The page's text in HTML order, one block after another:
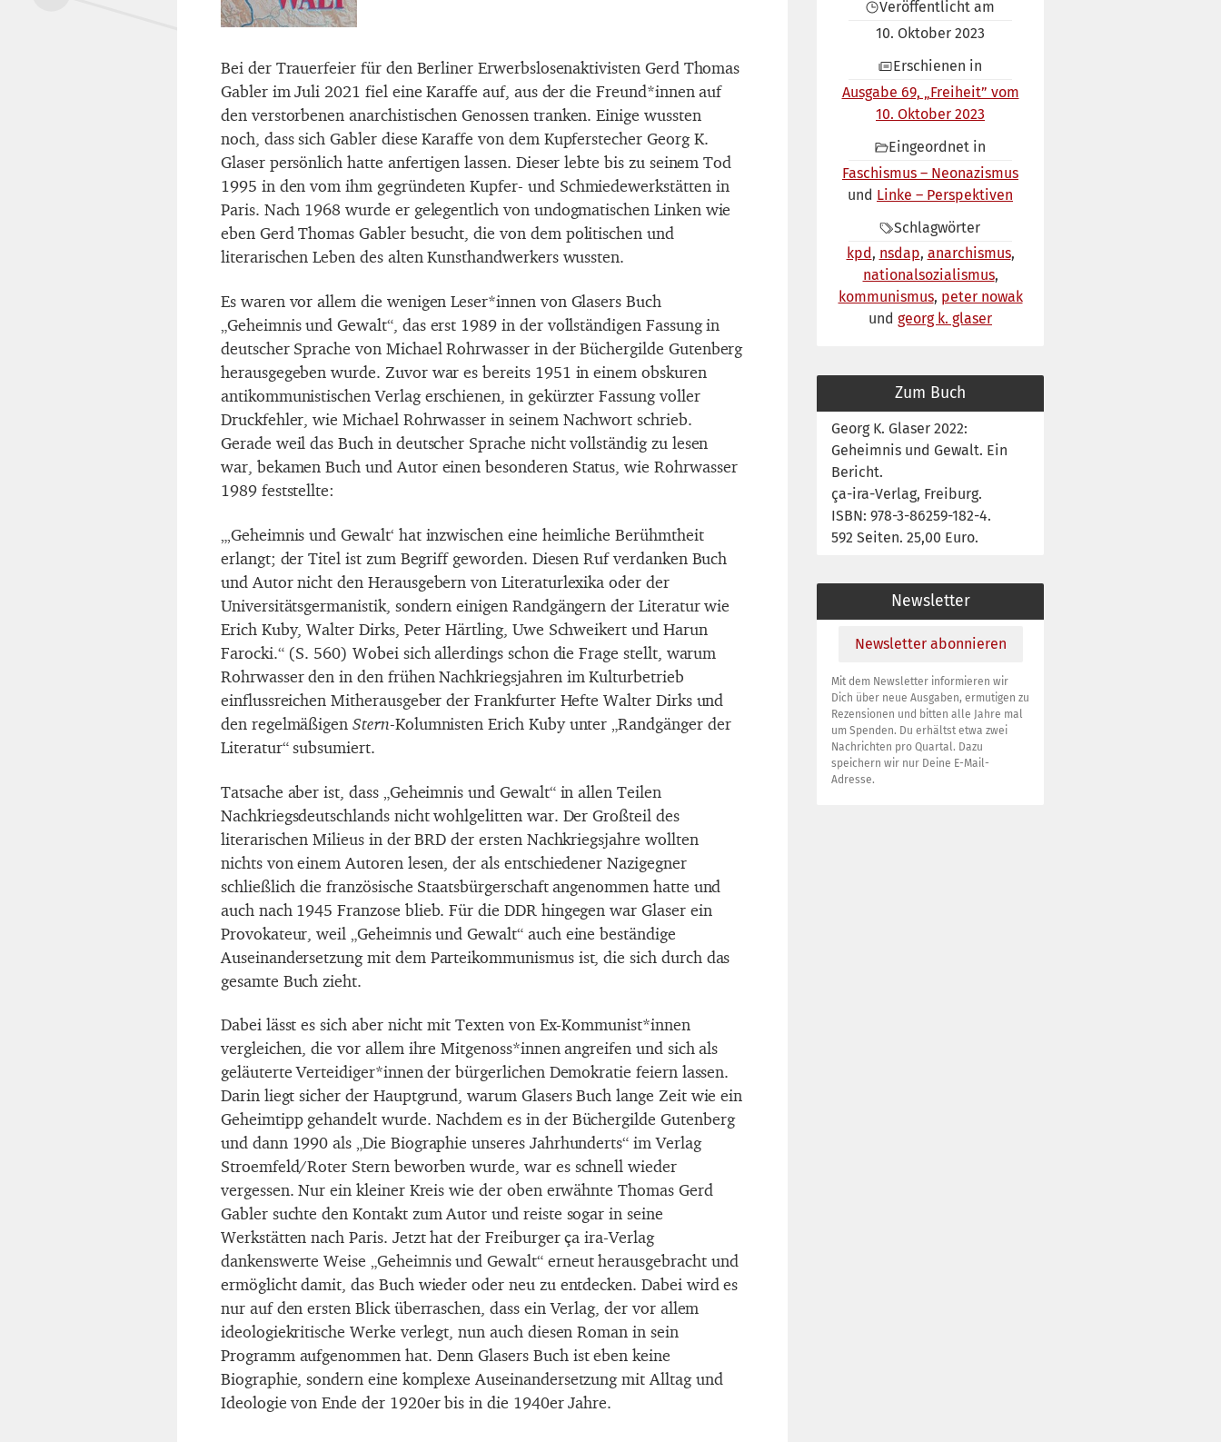
Bei der Trauerfeier für den Berliner Erwerbslosenaktivisten Gerd Thomas
Gabler im Juli 2021 fiel eine Karaffe auf, aus der die Freund*innen auf
den verstorbenen anarchistischen Genossen tranken. Einige wussten
noch, dass sich Gabler diese Karaffe von dem Kupferstecher Georg K.
Glaser persönlich hatte anfertigen lassen. Dieser lebte bis zu seinem Tod
1995 in den vom ihm gegründeten Kupfer- und Schmiedewerkstätten in
Paris. Nach 1968 wurde er gelegentlich von undogmatischen Linken wie
eben Gerd Thomas Gabler besucht, die von dem politischen und
literarischen Leben des alten Kunsthandwerkers wussten.
Es waren vor allem die wenigen Leser*innen von Glasers Buch
„Geheimnis und Gewalt“, das erst 1989 in der vollständigen Fassung in
deutscher Sprache von Michael Rohrwasser in der Büchergilde Gutenberg
herausgegeben wurde. Zuvor war es bereits 1951 in einem obskuren
antikommunistischen Verlag erschienen, in gekürzter Fassung voller
Druckfehler, wie Michael Rohrwasser in seinem Nachwort schrieb.
Gerade weil das Buch in deutscher Sprache nicht vollständig zu lesen
war, bekamen Buch und Autor einen besonderen Status, wie Rohrwasser
1989 feststellte:
„‚Geheimnis und Gewalt‘ hat inzwischen eine heimliche Berühmtheit
erlangt; der Titel ist zum Begriff geworden. Diesen Ruf verdanken Buch
und Autor nicht den Herausgebern von Literaturlexika oder der
Universitätsgermanistik, sondern einigen Randgängern der Literatur wie
Erich Kuby, Walter Dirks, Peter Härtling, Uwe Schweikert und Harun
Farocki.“ (S. 560) Wobei sich allerdings schon die Frage stellt, warum
Rohrwasser den in den frühen Nachkriegsjahren im Kulturbetrieb
einflussreichen Mitherausgeber der Frankfurter Hefte Walter Dirks und
den regelmäßigenStern-Kolumnisten Erich Kuby unter „Randgänger der
Literatur“ subsumiert.
Tatsache aber ist, dass „Geheimnis und Gewalt“ in allen Teilen
Nachkriegsdeutschlands nicht wohlgelitten war. Der Großteil des
literarischen Milieus in der BRD der ersten Nachkriegsjahre wollten
nichts von einem Autoren lesen, der als entschiedener Nazigegner
schließlich die französische Staatsbürgerschaft angenommen hatte und
auch nach 1945 Franzose blieb. Für die DDR hingegen war Glaser ein
Provokateur, weil „Geheimnis und Gewalt“ auch eine beständige
Auseinandersetzung mit dem Parteikommunismus ist, die sich durch das
gesamte Buch zieht.
Dabei lässt es sich aber nicht mit Texten von Ex-Kommunist*innen
vergleichen, die vor allem ihre Mitgenoss*innen angreifen und sich als
geläuterte Verteidiger*innen der bürgerlichen Demokratie feiern lassen.
Darin liegt sicher der Hauptgrund, warum Glasers Buch lange Zeit wie ein
Geheimtipp gehandelt wurde. Nachdem es in der Büchergilde Gutenberg
und dann 1990 als „Die Biographie unseres Jahrhunderts“ im Verlag
Stroemfeld/Roter Stern beworben wurde, war es schnell wieder
vergessen. Nur ein kleiner Kreis wie der oben erwähnte Thomas Gerd
Gabler suchte den Kontakt zum Autor und reiste sogar in seine
Werkstätten nach Paris. Jetzt hat der Freiburger ça ira-Verlag
dankenswerte Weise „Geheimnis und Gewalt“ erneut herausgebracht und
ermöglicht damit, das Buch wieder oder neu zu entdecken. Dabei wird es
nur auf den ersten Blick überraschen, dass ein Verlag, der vor allem
ideologiekritische Werke verlegt, nun auch diesen Roman in sein
Programm aufgenommen hat. Denn Glasers Buch ist eben keine
Biographie, sondern eine komplexe Auseinandersetzung mit Alltag und
Ideologie von Ende der 1920er bis in die 1940er Jahre.
Veröffentlicht am
10. Oktober 2023
Erschienen in
Ausgabe 69, „Freiheit” vom
10. Oktober 2023
Eingeordnet in
Faschismus – Neonazismus
Linke – Perspektiven
Schlagwörter
kpd
nsdap anarchismus
nationalsozialismus
kommunismus peter nowak
georg k. glaser
Zum Buch
Georg K. Glaser 2022:
Geheimnis und Gewalt. Ein
Bericht.
ça-ira-Verlag, Freiburg.
ISBN: 978-3-86259-182-4.
592 Seiten. 25,00 Euro.
Newsletter
Newsletter abonnieren
Mit dem Newsletter informieren wir
Dich über neue Ausgaben, ermutigen zu
Rezensionen und bitten alle Jahre mal
um Spenden. Du erhältst etwa zwei
Nachrichten pro Quartal. Dazu
speichern wir nur Deine E-Mail-
Adresse.